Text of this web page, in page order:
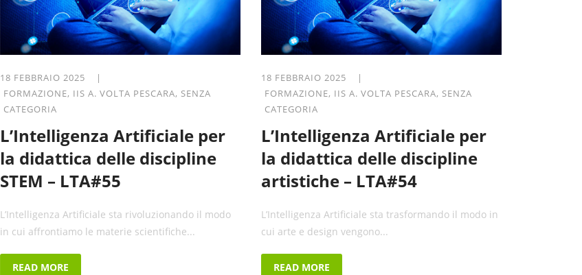
18 FEBBRAIO 2025 |
FORMAZIONE, IIS A. VOLTA PESCARA, SENZA
CATEGORIA
L’Intelligenza Artificiale per
la didattica delle discipline
STEM – LTA#55
L’Intelligenza Artificiale sta rivoluzionando il modo
in cui affrontiamo le materie scientifiche...
READ MORE
18 FEBBRAIO 2025 |
FORMAZIONE, IIS A. VOLTA PESCARA, SENZA
CATEGORIA
L’Intelligenza Artificiale per
la didattica delle discipline
artistiche – LTA#54
L’Intelligenza Artificiale sta trasformando il modo in
cui arte e design vengono...
READ MORE